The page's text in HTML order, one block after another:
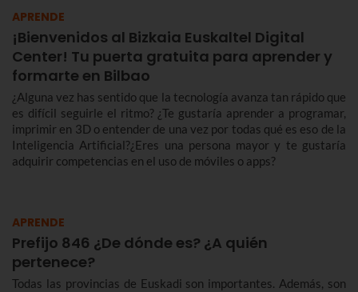
APRENDE
¡Bienvenidos al Bizkaia Euskaltel Digital
Center! Tu puerta gratuita para aprender y
formarte en Bilbao
¿Alguna vez has sentido que la tecnología avanza tan rápido que
es difícil seguirle el ritmo? ¿Te gustaría aprender a programar,
imprimir en 3D o entender de una vez por todas qué es eso de la
Inteligencia Artificial?¿Eres una persona mayor y te gustaría
adquirir competencias en el uso de móviles o apps?
APRENDE
Prefijo 846 ¿De dónde es? ¿A quién
pertenece?
Todas las provincias de Euskadi son importantes. Además, son